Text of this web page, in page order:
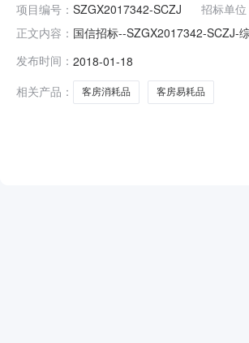
项目编号： SZGX2017342-SCZJ 招标单位
正文内容： 国信招标--SZGX2017342-SCZJ-
委托，就《综合楼客房消耗品采
发布时间： 2018-01-18
相关产品：
客房消耗品 客房易耗品